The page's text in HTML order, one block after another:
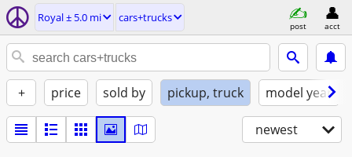
Royal ± 5.0 mi cars+trucks
post acct
+ price sold by pickup, truck model year
newest